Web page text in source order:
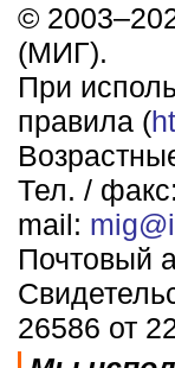
©
(МИГ).
При
правила (
Тел. /
mail:
Почтовый
26586 от